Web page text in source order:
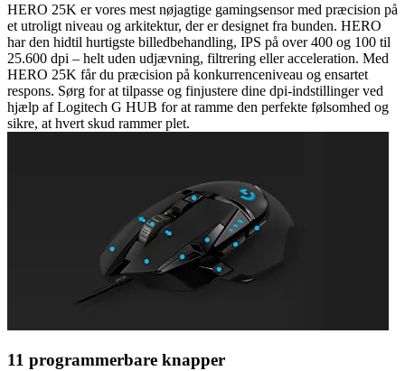
HERO 25K er vores mest nøjagtige gamingsensor med præcision på
et utroligt niveau og arkitektur, der er designet fra bunden. HERO
har den hidtil hurtigste billedbehandling, IPS på over 400 og 100 til
25.600 dpi – helt uden udjævning, filtrering eller acceleration. Med
HERO 25K får du præcision på konkurrenceniveau og ensartet
respons. Sørg for at tilpasse og finjustere dine dpi-indstillinger ved
hjælp af Logitech G HUB for at ramme den perfekte følsomhed og
sikre, at hvert skud rammer plet.
11 programmerbare knapper